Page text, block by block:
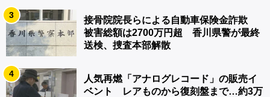
3
接骨院院長らによる自動車保険金詐欺
被害総額は2700万円超 香川県警が最終
送検、捜査本部解散
4
人気再燃「アナログレコード」の販売イ
ベント レアものから復刻盤まで…約3万